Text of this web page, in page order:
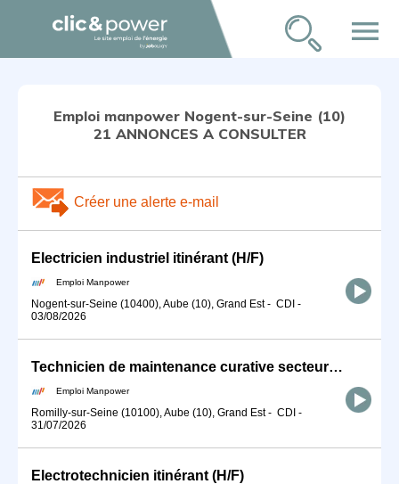
menu
Emploi manpower Nogent-sur-Seine (10)
21 ANNONCES A CONSULTER
Créer une alerte e-mail
Electricien industriel itinérant (H/F)
Emploi Manpower
Nogent-sur-Seine (10400), Aube (10), Grand Est- CDI -
03/08/2026
Technicien de maintenance curative secteur éolien (H/F)
Emploi Manpower
Romilly-sur-Seine (10100), Aube (10), Grand Est- CDI -
31/07/2026
Electrotechnicien itinérant (H/F)